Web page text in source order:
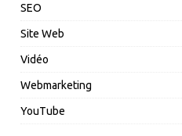
SEO
Site Web
Vidéo
Webmarketing
YouTube